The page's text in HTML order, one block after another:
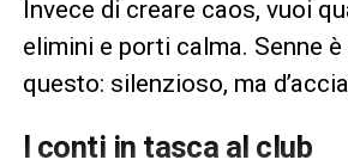
Invece di creare caos, vuoi
elimini e porti calma. Senne
questo: silenzioso, ma
I conti in tasca al club